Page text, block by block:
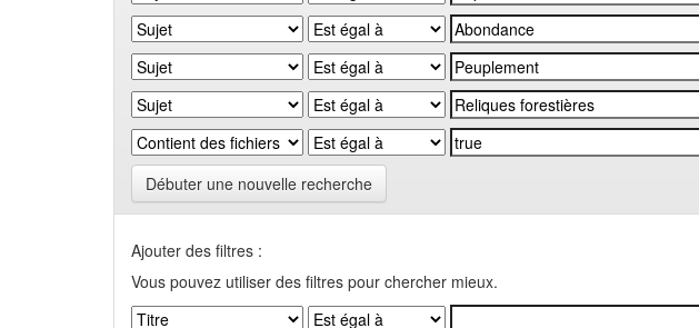
Débuter une nouvelle recherche
Ajouter des filtres :
Vous pouvez utiliser des filtres pour chercher mieux.